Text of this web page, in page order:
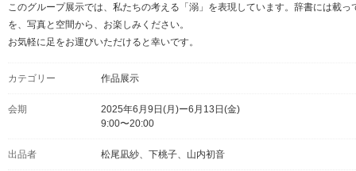
このグループ展示では、私たちの考える「溺」を表現しています。辞書には載
を、写真と空間から、お楽しみください。
お気軽に足をお運びいただけると幸いです。
カテゴリー 作品展示
会期
2025年6月9日(月)ー6月13日(金)
9:00〜20:00
出品者 松尾凪紗、下桃子、山内初音